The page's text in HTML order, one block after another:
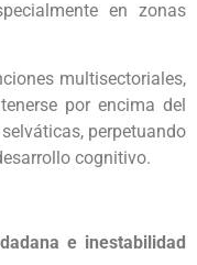
en zonas
multisectoriales,
por encima del
perpetuando
cognitivo.
e inestabilidad